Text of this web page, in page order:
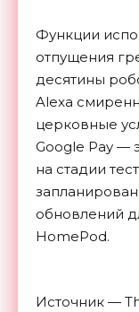
Функции
отпущения
десятины
Alexa
церковные
Google Pay —
на стадии
обновлений
HomePod.
Источник —